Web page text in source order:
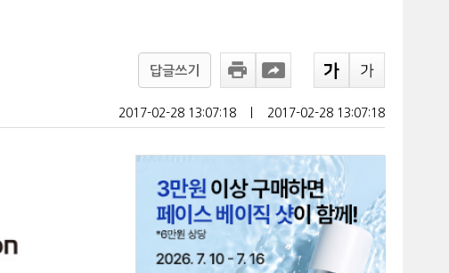
답글쓰기
2017-02-28 13:07:18 2017-02-28 13:07:18